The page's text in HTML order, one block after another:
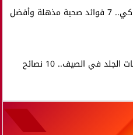
التين الشوكي.. 7 فوائد صحية مذهلة وأفضل
احذر التهابات الجلد في الصيف.. 10 نصائح